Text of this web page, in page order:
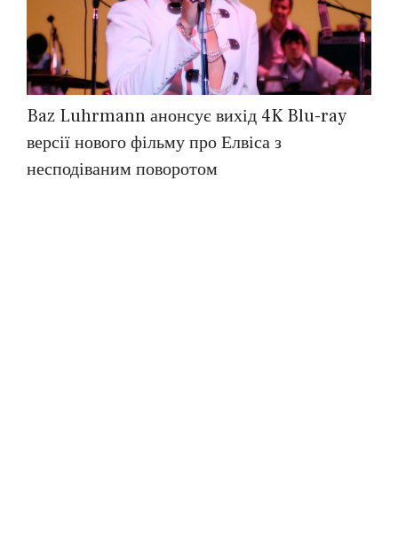
Baz Luhrmann анонсує вихід 4K Blu-ray
версії нового фільму про Елвіса з
несподіваним поворотом